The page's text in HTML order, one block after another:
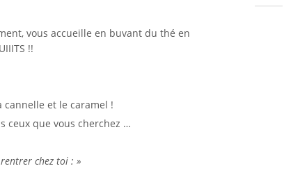
vous accueille en buvant du thé en
!!
cannelle et le caramel !
ceux que vous cherchez …
chez toi : »